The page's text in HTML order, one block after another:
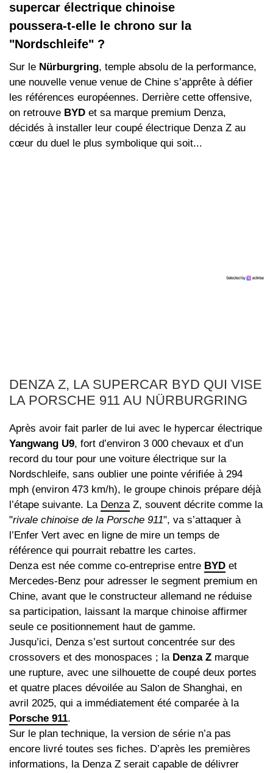
supercar électrique chinoise
poussera‑t‑elle le chrono sur la
"Nordschleife" ?
Sur le Nürburgring, temple absolu de la performance,
une nouvelle venue venue de Chine s’apprête à défier
les références européennes. Derrière cette offensive,
on retrouve BYD et sa marque premium Denza,
décidés à installer leur coupé électrique Denza Z au
cœur du duel le plus symbolique qui soit...
DENZA Z, LA SUPERCAR BYD QUI VISE
LA PORSCHE 911 AU NÜRBURGRING
Après avoir fait parler de lui avec le hypercar électrique
Yangwang U9, fort d’environ 3 000 chevaux et d’un
record du tour pour une voiture électrique sur la
Nordschleife, sans oublier une pointe vérifiée à 294
mph (environ 473 km/h), le groupe chinois prépare déjà
l’étape suivante. La DenzaZ, souvent décrite comme la
"rivale chinoise de la Porsche 911", va s’attaquer à
l’Enfer Vert avec en ligne de mire un temps de
référence qui pourrait rebattre les cartes.
Denza est née comme co-entreprise entre BYD et
Mercedes-Benz pour adresser le segment premium en
Chine, avant que le constructeur allemand ne réduise
sa participation, laissant la marque chinoise affirmer
seule ce positionnement haut de gamme.
Jusqu’ici, Denza s’est surtout concentrée sur des
crossovers et des monospaces ; la Denza Z marque
une rupture, avec une silhouette de coupé deux portes
et quatre places dévoilée au Salon de Shanghai, en
avril 2025, qui a immédiatement été comparée à la
Porsche 911.
Sur le plan technique, la version de série n’a pas
encore livré toutes ses fiches. D’après les premières
informations, la Denza Z serait capable de délivrer